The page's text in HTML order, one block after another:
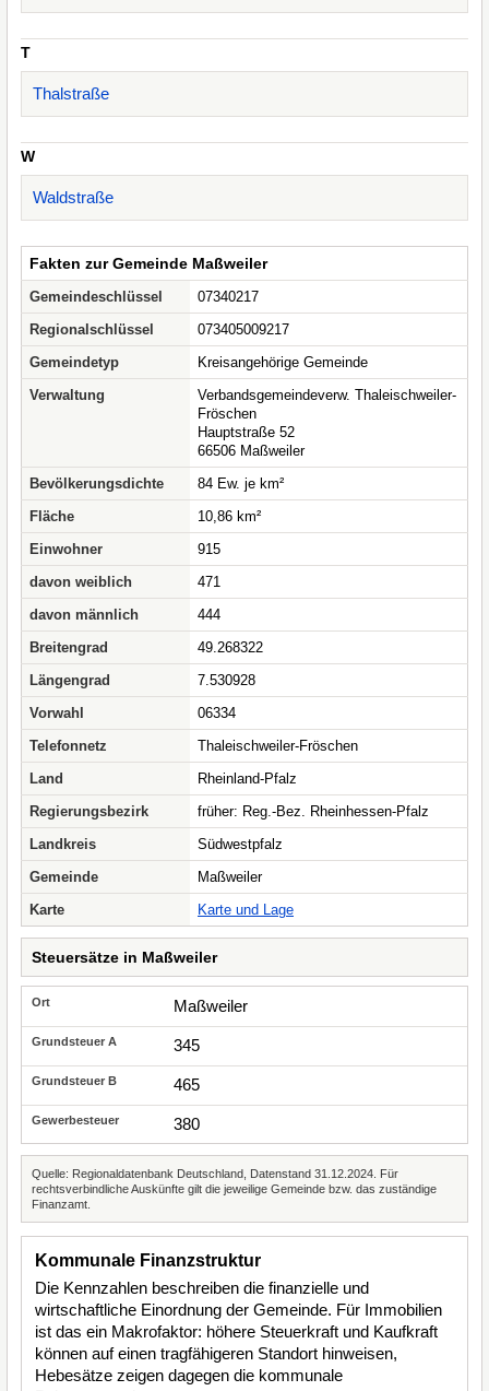
T
Thalstraße
W
Waldstraße
Fakten zur Gemeinde Maßweiler
Gemeindeschlüssel
07340217
Regionalschlüssel
073405009217
Gemeindetyp
Kreisangehörige Gemeinde
Verwaltung
Verbandsgemeindeverw. Thaleischweiler-
Fröschen
Hauptstraße 52
66506 Maßweiler
Bevölkerungsdichte
84 Ew. je km²
Fläche
10,86 km²
Einwohner
915
davon weiblich
471
davon männlich
444
Breitengrad
49.268322
Längengrad
7.530928
Vorwahl
06334
Telefonnetz
Thaleischweiler-Fröschen
Land
Rheinland-Pfalz
Regierungsbezirk
früher: Reg.-Bez. Rheinhessen-Pfalz
Landkreis
Südwestpfalz
Gemeinde
Maßweiler
Karte
Karte und Lage
Steuersätze in Maßweiler
Maßweiler
345
465
380
Quelle: Regionaldatenbank Deutschland, Datenstand 31.12.2024. Für
rechtsverbindliche Auskünfte gilt die jeweilige Gemeinde bzw. das zuständige
Finanzamt.
Kommunale Finanzstruktur
Die Kennzahlen beschreiben die finanzielle und
wirtschaftliche Einordnung der Gemeinde. Für Immobilien
ist das ein Makrofaktor: höhere Steuerkraft und Kaufkraft
können auf einen tragfähigeren Standort hinweisen,
Hebesätze zeigen dagegen die kommunale